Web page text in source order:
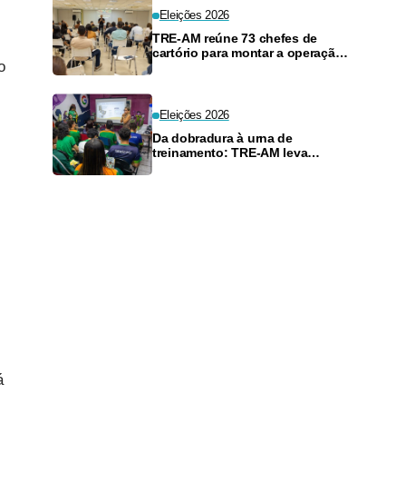
Eleições 2026
TRE-AM reúne 73 chefes de
cartório para montar a operação
Eleições 2026
Da dobradura à urna de
treinamento: TRE-AM leva